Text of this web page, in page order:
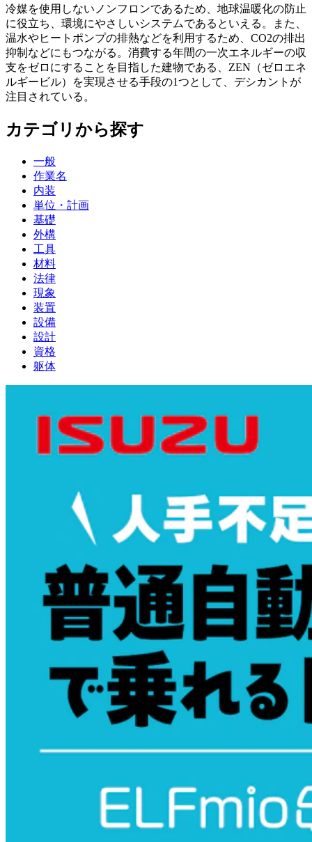
冷媒を使用しないノンフロンであるため、地球温暖化の防止
に役立ち、環境にやさしいシステムであるといえる。また、
温水やヒートポンプの排熱などを利用するため、CO2の排出
抑制などにもつながる。消費する年間の一次エネルギーの収
支をゼロにすることを目指した建物である、ZEN（ゼロエネ
ルギービル）を実現させる手段の1つとして、デシカントが
注目されている。
カテゴリから探す
一般
作業名
内装
単位・計画
基礎
外構
工具
材料
法律
現象
装置
設備
設計
資格
躯体